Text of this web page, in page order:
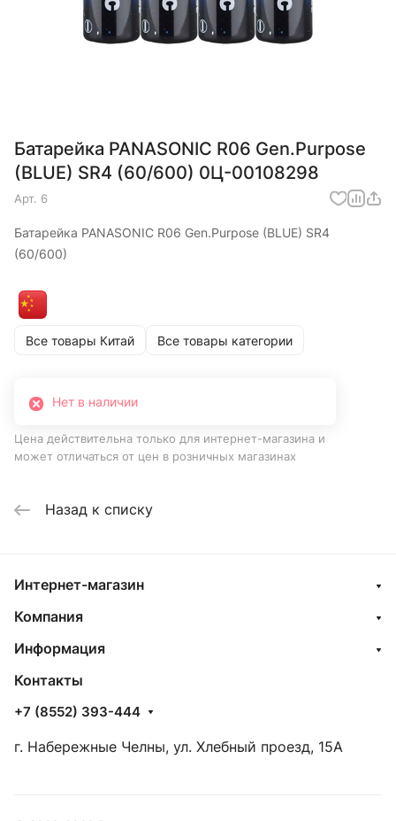
Батарейка PANASONIC R06 Gen.Purpose
(BLUE) SR4 (60/600) 0Ц-00108298
Арт. 6
Батарейка PANASONIC R06 Gen.Purpose (BLUE) SR4
(60/600)
Все товары Китай Все товары категории
Нет в наличии
Цена действительна только для интернет-магазина и
может отличаться от цен в розничных магазинах
Назад к списку
Интернет-магазин
Компания
Информация
Контакты
+7 (8552) 393-444
г. Набережные Челны, ул. Хлебный проезд, 15А